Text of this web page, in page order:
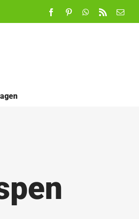
FacebookPinterestWhatsApp
Rss
E-